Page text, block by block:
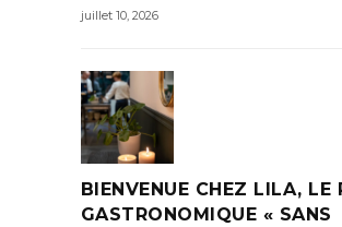
juillet 10, 2026
BIENVENUE CHEZ LILA, LE
GASTRONOMIQUE « SANS